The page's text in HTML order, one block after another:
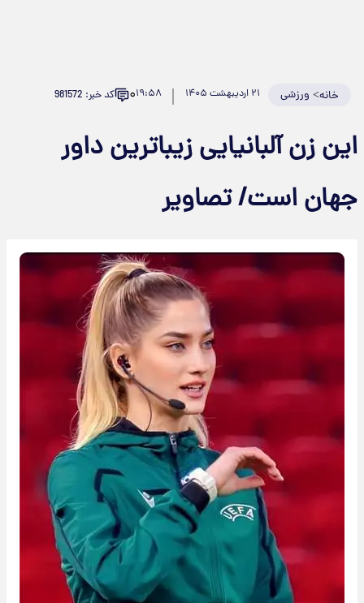
خانه> ورزشی ۲۱ اردیبهشت ۱۴۰۵ ۱۹:۵۸۰ کد خبر: 981572
این زن آلبانیایی زیباترین داور
جهان است/ تصاویر